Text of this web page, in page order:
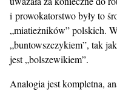
i prowokatorstwo były to
„miatieżników” polskich.
„buntowszczykiem”, tak
jest „bolszewikiem”.
Analogia jest kompletna,